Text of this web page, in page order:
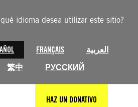
idioma desea utilizar este sitio?
FRANÇAIS
العربية
繁中 РУССКИЙ
HAZ UN DONATIVO